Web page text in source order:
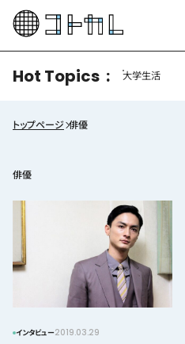
Hot Topics 大学生活
トップページ 俳優
俳優
インタビュー2019.03.29